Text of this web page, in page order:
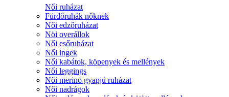
Női ruházat
Fürdőruhák nőknek
Női edzőruházat
Nöi overállok
Női esőruházat
Női ingek
Női kabátok, köpenyek és mellények
Női leggings
Női merinó gyapjú ruházat
Női nadrágok